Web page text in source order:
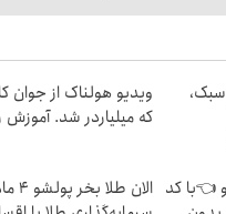
ویدیو هولناک از جوان
که میلیاردر شد. آموزش
👈با کد